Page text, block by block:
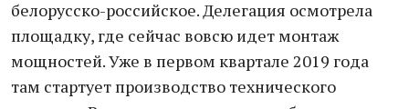
белорусско-российское. Делегация осмотрела
площадку, где сейчас вовсю идет монтаж
мощностей. Уже в первом квартале 2019 года
там стартует производство технического